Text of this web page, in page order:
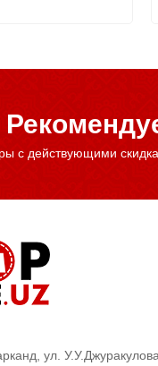
с действующими
ул.